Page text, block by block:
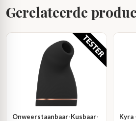
Gerelateerde
Onweerstaanbaar-Kusbaar-
Kyra